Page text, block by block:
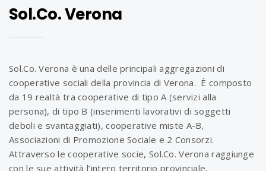
t
f
o
l
Sol.Co. Verona
Sol.Co. Verona è una delle principali aggregazioni di
cooperative sociali della provincia di Verona. È composto
da 19 realtà tra cooperative di tipo A (servizi alla
persona), di tipo B (inserimenti lavorativi di soggetti
deboli e svantaggiati), cooperative miste A-B,
Associazioni di Promozione Sociale e 2 Consorzi.
Attraverso le cooperative socie, Sol.Co. Verona raggiunge
con le sue attività l’intero territorio provinciale,